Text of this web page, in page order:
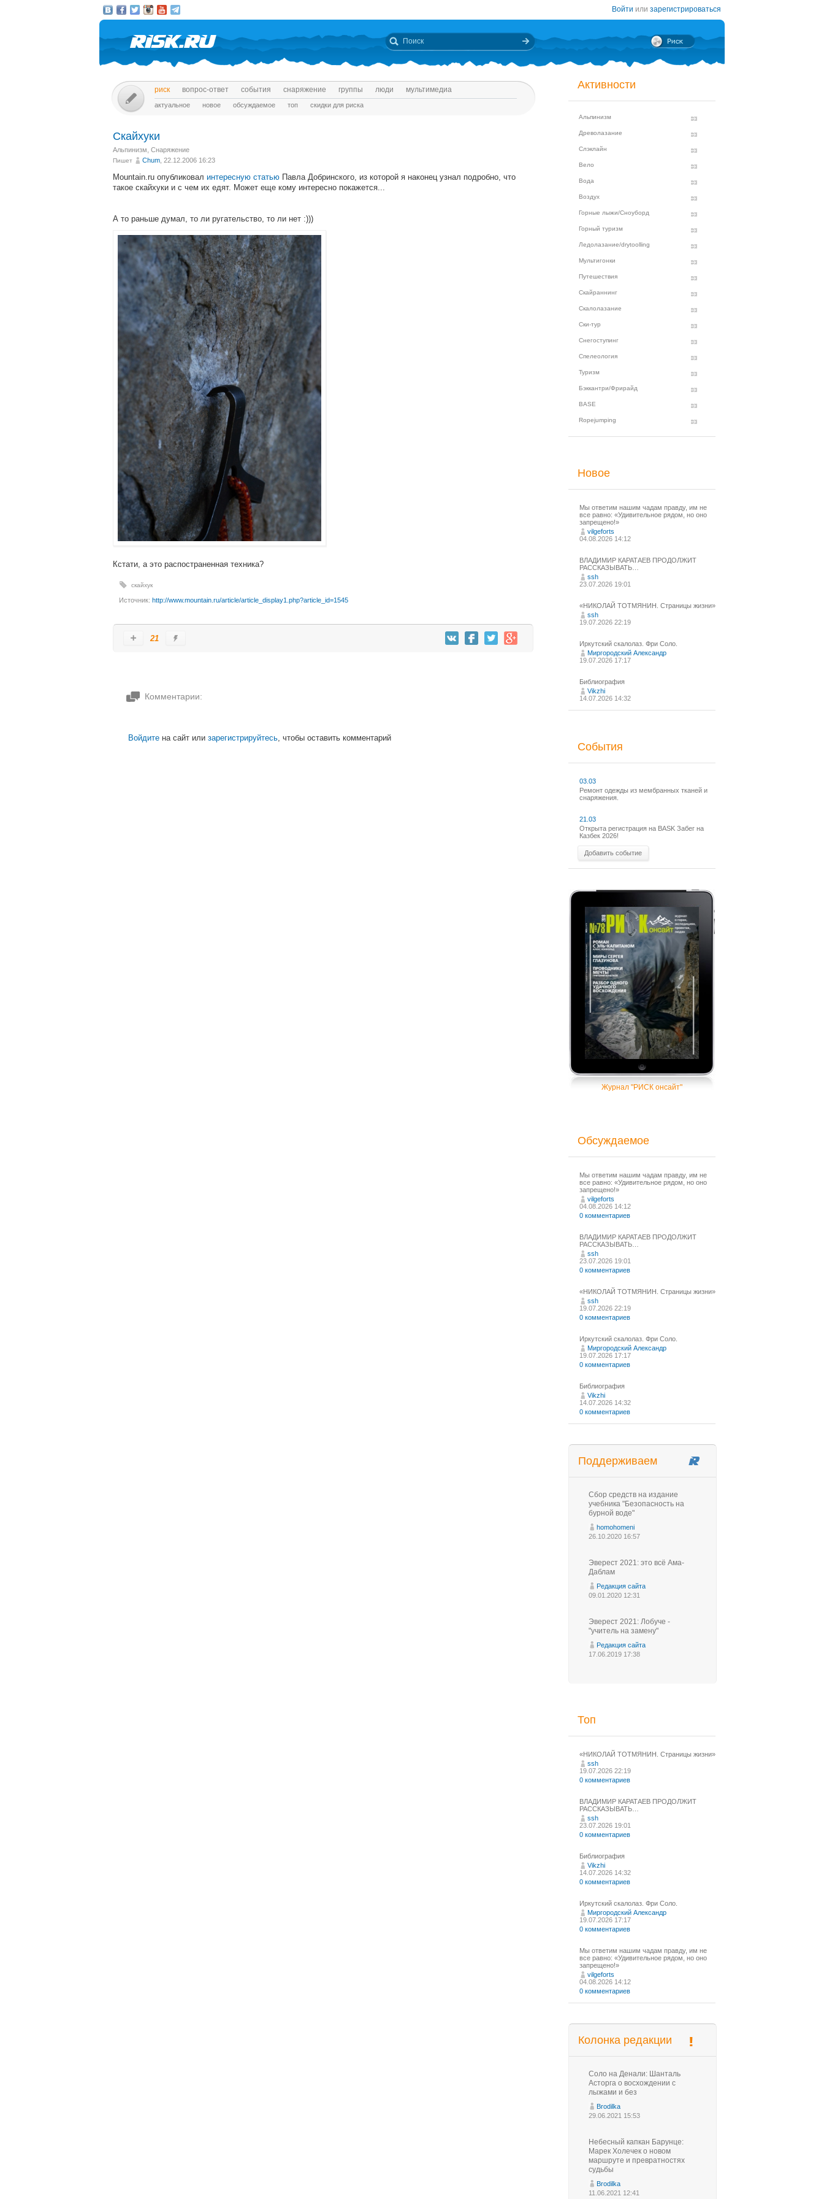
Войти или зарегистрироваться
риск вопрос-ответ события снаряжение группы люди мультимедиа
актуальное новое обсуждаемое топ скидки для риска
Скайхуки
Альпинизм Снаряжение
Пишет Chum , 22.12.2006 16:23
Mountain.ru опубликовал интересную статью Павла Добринского, из которой я наконец узнал подробно, что
такое скайхуки и с чем их едят. Может еще кому интересно покажется...
А то раньше думал, то ли ругательство, то ли нет :)))
Кстати, а это распостраненная техника?
скайхук
Источник: http://www.mountain.ru/article/article_display1.php?article_id=1545
21
Комментарии:
Войдите на сайт или зарегистрируйтесь, чтобы оставить комментарий
Активности
Альпинизм
Древолазание
Слэклайн
Вело
Вода
Воздух
Горные лыжи/Сноуборд
Горный туризм
Ледолазание/drytoolling
Мультигонки
Путешествия
Скайраннинг
Скалолазание
Ски-тур
Снегоступинг
Спелеология
Туризм
Бэккантри/Фрирайд
BASE
Ropejumping
Новое
Мы ответим нашим чадам правду, им не
все равно: «Удивительное рядом, но оно
запрещено!»
vilgeforts
04.08.2026 14:12
ВЛАДИМИР КАРАТАЕВ ПРОДОЛЖИТ
РАССКАЗЫВАТЬ…
ssh
23.07.2026 19:01
«НИКОЛАЙ ТОТМЯНИН. Страницы жизни»
ssh
19.07.2026 22:19
Иркутский скалолаз. Фри Соло.
Миргородский Александр
19.07.2026 17:17
Библиография
Vikzhi
14.07.2026 14:32
События
03.03
Ремонт одежды из мембранных тканей и
снаряжения.
21.03
Открыта регистрация на BASK Забег на
Казбек 2026!
Добавить событие
Журнал "РИСК онсайт"
Обсуждаемое
Мы ответим нашим чадам правду, им не
все равно: «Удивительное рядом, но оно
запрещено!»
vilgeforts
04.08.2026 14:12
0 комментариев
ВЛАДИМИР КАРАТАЕВ ПРОДОЛЖИТ
РАССКАЗЫВАТЬ…
ssh
23.07.2026 19:01
0 комментариев
«НИКОЛАЙ ТОТМЯНИН. Страницы жизни»
ssh
19.07.2026 22:19
0 комментариев
Иркутский скалолаз. Фри Соло.
Миргородский Александр
19.07.2026 17:17
0 комментариев
Библиография
Vikzhi
14.07.2026 14:32
0 комментариев
Поддерживаем
Сбор средств на издание
учебника "Безопасность на
бурной воде"
homohomeni
26.10.2020 16:57
Эверест 2021: это всё Ама-
Даблам
Редакция сайта
09.01.2020 12:31
Эверест 2021: Лобуче -
"учитель на замену"
Редакция сайта
17.06.2019 17:38
Топ
«НИКОЛАЙ ТОТМЯНИН. Страницы жизни»
ssh
19.07.2026 22:19
0 комментариев
ВЛАДИМИР КАРАТАЕВ ПРОДОЛЖИТ
РАССКАЗЫВАТЬ…
ssh
23.07.2026 19:01
0 комментариев
Библиография
Vikzhi
14.07.2026 14:32
0 комментариев
Иркутский скалолаз. Фри Соло.
Миргородский Александр
19.07.2026 17:17
0 комментариев
Мы ответим нашим чадам правду, им не
все равно: «Удивительное рядом, но оно
запрещено!»
vilgeforts
04.08.2026 14:12
0 комментариев
Колонка редакции
Соло на Денали: Шанталь
Асторга о восхождении с
лыжами и без
Brodilka
29.06.2021 15:53
Небесный капкан Барунце:
Марек Холечек о новом
маршруте и превратностях
судьбы
Brodilka
11.06.2021 12:41